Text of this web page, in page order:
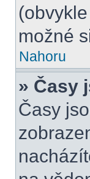
možné
Nahoru
» Časy
Časy